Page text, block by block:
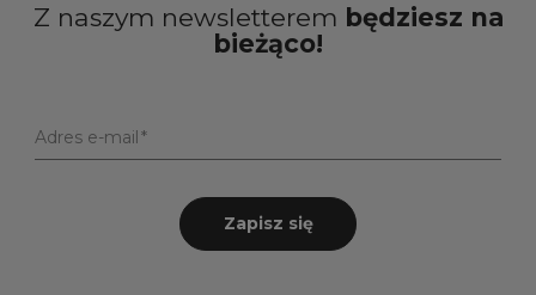
Z naszym newsletterem będziesz na
bieżąco!
Adres e-mail
Zapisz się